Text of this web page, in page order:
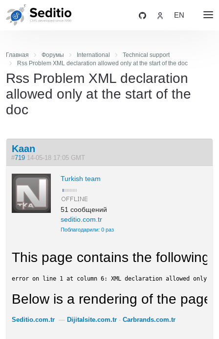
EN
Главная Форумы International
Technical support
Rss Problem XML declaration allowed only at the start of the doc
Rss Problem XML declaration
allowed only at the start of the
doc
Kaan
#719 14-05-18 17:05 GMT
Turkish team
51 сообщений
seditio.com.tr
Поблагодарили: 0 раз
This page contains the following
error on line 1 at column 6: XML declaration allowed only
Below is a rendering of the page
Seditio.com.tr — Dijitalsite.com.tr -Carbrands.com.tr